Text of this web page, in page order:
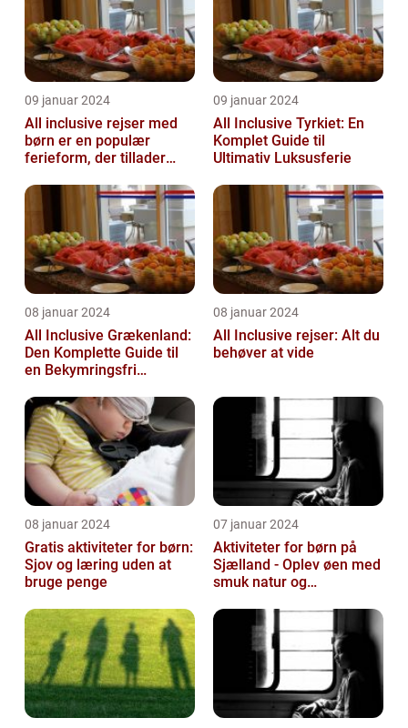
09 januar 2024
All inclusive rejser med
børn er en populær
ferieform, der tillader
afslappende ...
09 januar 2024
All Inclusive Tyrkiet: En
Komplet Guide til
Ultimativ Luksusferie
08 januar 2024
All Inclusive Grækenland:
Den Komplette Guide til
en Bekymringsfri
08 januar 2024
All Inclusive rejser: Alt du
behøver at vide
08 januar 2024
Gratis aktiviteter for børn:
Sjov og læring uden at
bruge penge
07 januar 2024
Aktiviteter for børn på
Sjælland - Oplev øen med
smuk natur og